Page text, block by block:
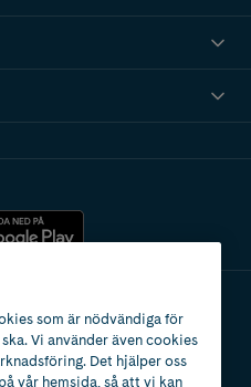
som är nödvändiga för
Vi använder även cookies
Det hjälper oss
vår hemsida, så att vi kan